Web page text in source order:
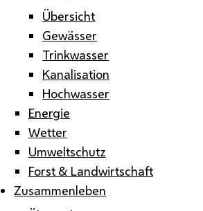
Übersicht
Gewässer
Trinkwasser
Kanalisation
Hochwasser
Energie
Wetter
Umweltschutz
Forst & Landwirtschaft
Zusammenleben